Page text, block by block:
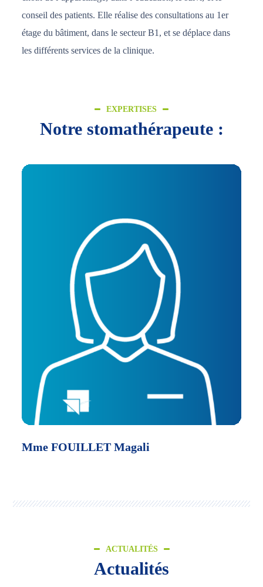
conseil des patients. Elle réalise des consultations au 1er
étage du bâtiment, dans le secteur B1, et se déplace dans
les différents services de la clinique.
EXPERTISES
Notre stomathérapeute :
Mme FOUILLET Magali
ACTUALITÉS
Actualités